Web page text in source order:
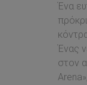
Ένα
Ένας
στον